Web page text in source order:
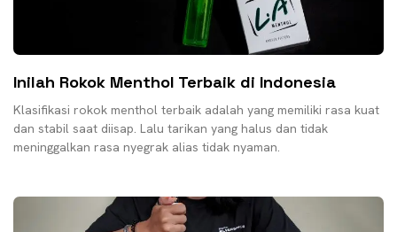
Inilah Rokok Menthol Terbaik di Indonesia
Klasifikasi rokok menthol terbaik adalah yang memiliki rasa kuat
dan stabil saat diisap. Lalu tarikan yang halus dan tidak
meninggalkan rasa nyegrak alias tidak nyaman.